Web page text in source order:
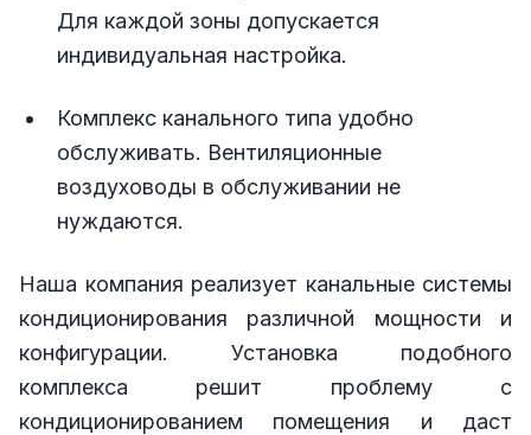
Для каждой зоны допускается
индивидуальная настройка.
Комплекс канального типа удобно
обслуживать. Вентиляционные
воздуховоды в обслуживании не
нуждаются.
Наша компания реализует канальные системы
кондиционирования различной мощности и
конфигурации. Установка подобного
комплекса решит проблему с
кондиционированием помещения и даст